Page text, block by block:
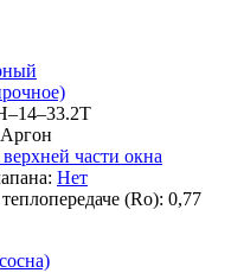
Аргон
части окна
Нет
(Ro): 0,77